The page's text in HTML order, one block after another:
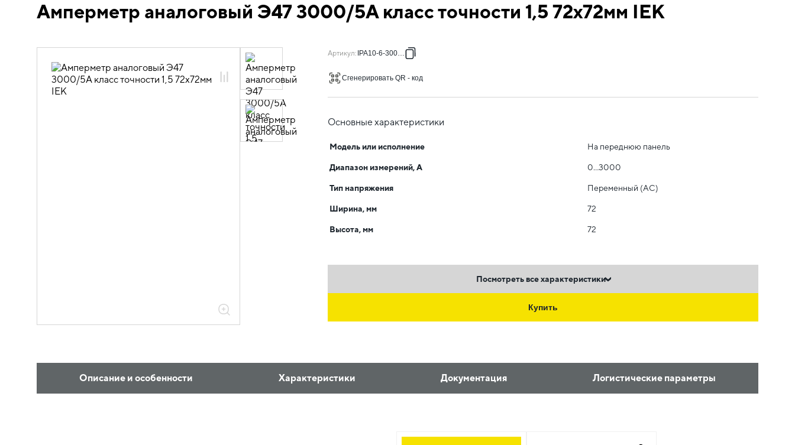
измерения и оборудование
03.02 Приборы
03.02.04 Приборы
электроизмерительные аналоговые
Амперметр аналоговый Э47 3000/5А класс точности 1,5 72х72мм IEK
Артикул: IPA10-6-3000-E
Сгенерировать QR - код
Основные характеристики
Модель или исполнение На переднюю панель
Диапазон измерений, А 0...3000
Тип напряжения Переменный (AC)
Ширина, мм 72
Высота, мм 72
Посмотреть все характеристики
Купить
Описание и особенности Характеристики Документация Логистические параметры